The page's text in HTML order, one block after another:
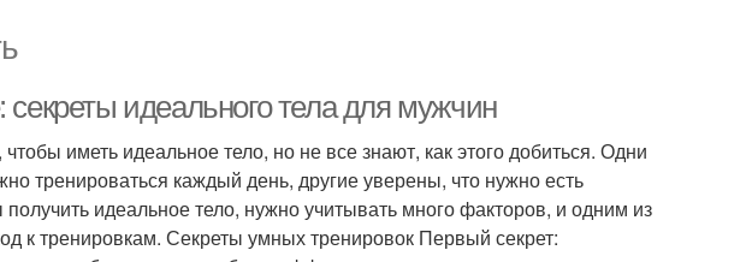
идеального тела для мужчин
иметь идеальное тело, но не все знают, как этого добиться. Одни
тренироваться каждый день, другие уверены, что нужно есть
идеальное тело, нужно учитывать много факторов, и одним из
к тренировкам. Секреты умных тренировок Первый секрет: